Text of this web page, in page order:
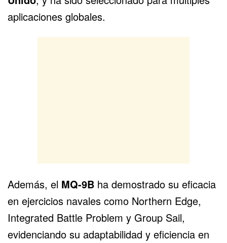
aplicaciones globales.
Además, el MQ-9B ha demostrado su eficacia
en ejercicios navales como Northern Edge,
Integrated Battle Problem y Group Sail,
evidenciando su adaptabilidad y eficiencia en